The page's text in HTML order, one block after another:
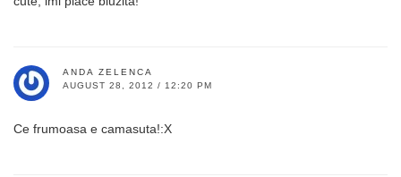
ANDA ZELENCA
AUGUST 28, 2012 / 12:20 PM
Ce frumoasa e camasuta!:X